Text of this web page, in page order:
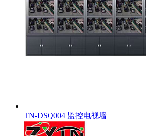
TN-DSQ004 监控电视墙